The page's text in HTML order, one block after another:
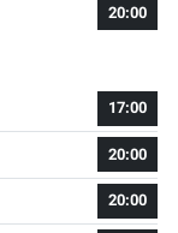
20:00
17:00
20:00
20:00